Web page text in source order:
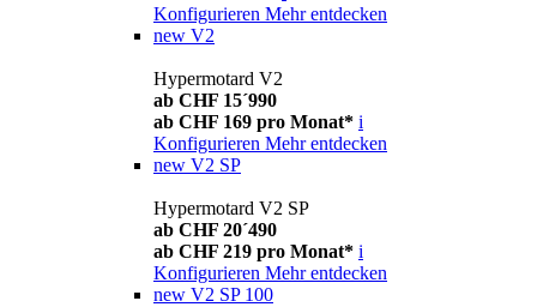
Konfigurieren Mehr entdecken
new V2
Hypermotard V2
ab CHF 15´990
ab CHF 169 pro Monat* i
Konfigurieren Mehr entdecken
new V2 SP
Hypermotard V2 SP
ab CHF 20´490
ab CHF 219 pro Monat* i
Konfigurieren Mehr entdecken
new V2 SP 100